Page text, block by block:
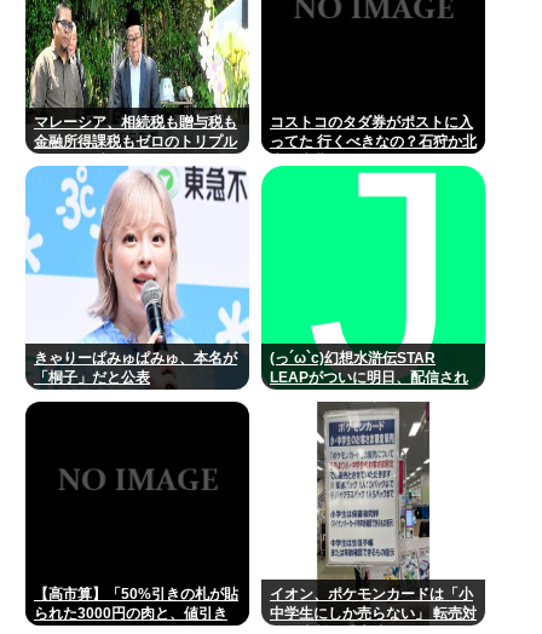
マレーシア、相続税も贈与税も
金融所得課税もゼロのトリプル
めてしまう…
コストコのタダ券がポストに入
ってた 行くべきなの？石狩か北
きゃりーぱみゅぱみゅ、本名が
「桐子」だと公表
(っ´ω`c)幻想水滸伝STAR
LEAPがついに明日、配信され
【高市算】「50%引きの札が貼
られた3000円の肉と、値引き
イオン、ポケモンカードは「小
中学生にしか売らない」 転売対